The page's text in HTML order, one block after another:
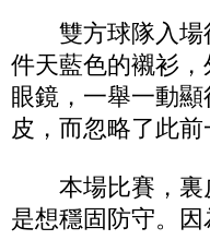
雙方球隊入場
件天藍色的襯衫
眼鏡，一舉一動
皮，而忽略了此
本場比賽，裏
是想穩固防守。